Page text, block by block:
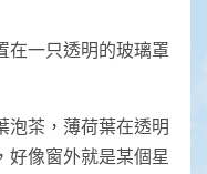
在一只透明的玻璃罩
泡茶，薄荷葉在透明
好像窗外就是某個星